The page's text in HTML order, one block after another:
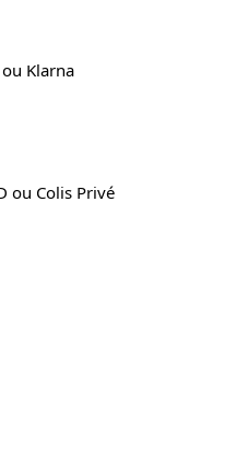
Klarna
ou Colis Privé